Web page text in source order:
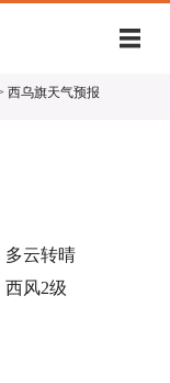
西乌旗天气预报
多云转晴
西风2级